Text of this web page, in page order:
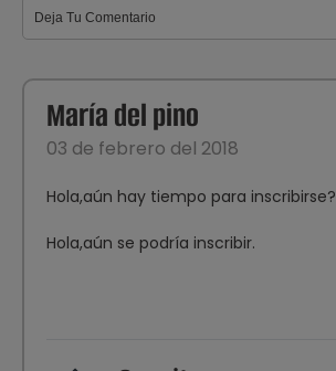
María del pino
03 de febrero del 2018
Hola,aún hay tiempo para inscribirse?
Hola,aún se podría inscribir.